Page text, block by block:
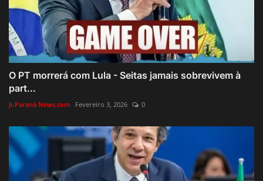
O PT morrerá com Lula - Seitas jamais sobrevivem à
part...
Ji-Paraná News.com Fevereiro 3, 2026 0